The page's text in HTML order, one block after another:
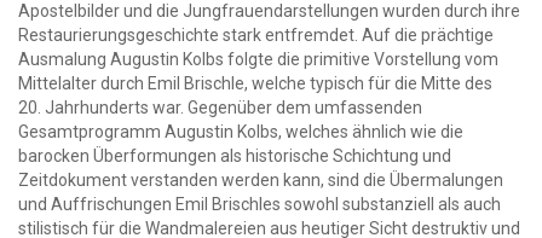
Apostelbilder und die Jungfrauendarstellungen wurden durch ihre
Restaurierungsgeschichte stark entfremdet. Auf die prächtige
Ausmalung Augustin Kolbs folgte die primitive Vorstellung vom
Mittelalter durch Emil Brischle, welche typisch für die Mitte des
20. Jahrhunderts war. Gegenüber dem umfassenden
Gesamtprogramm Augustin Kolbs, welches ähnlich wie die
barocken Überformungen als historische Schichtung und
Zeitdokument verstanden werden kann, sind die Übermalungen
und Auffrischungen Emil Brischles sowohl substanziell als auch
stilistisch für die Wandmalereien aus heutiger Sicht destruktiv und